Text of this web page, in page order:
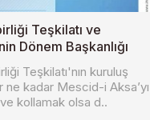
Teşkilatı ve
Dönem Başkanlığı
Teşkilatı'nın kuruluş
ne kadar Mescid-i Aksa’yı
kollamak olsa d..